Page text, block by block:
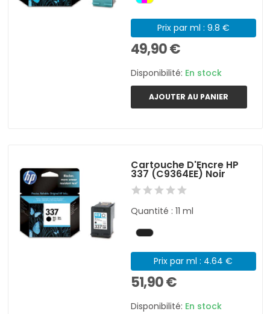
Prix par ml : 9.8 €
49,90 €
Disponibilité: En stock
AJOUTER AU PANIER
Cartouche D'Encre HP
337 (C9364EE) Noir
Quantité : 11 ml
Prix par ml : 4.64 €
51,90 €
Disponibilité: En stock